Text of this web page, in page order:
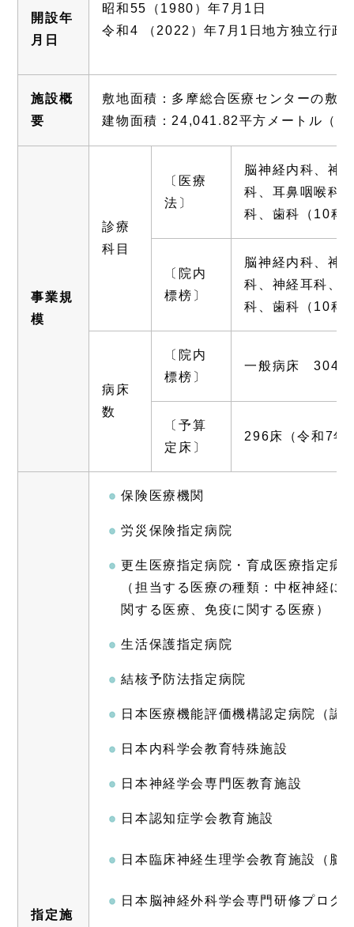
開設年
月日
昭和55（1980）年7月1日
令和4 （2022）年7月1日地方独立行政
施設概
要
敷地面積：多摩総合医療センターの敷
建物面積：24,041.82平方メートル（本
事業規
模
診療
科目
〔医療
法〕
脳神経内科、神
科、耳鼻咽喉科
科、歯科（10科
〔院内
標榜〕
脳神経内科、神
科、神経耳科、
科、歯科（10科
病床
数
〔院内
標榜〕
一般病床 304床
〔予算
定床〕
296床（令和7年
指定施
保険医療機関
労災保険指定病院
更生医療指定病院・育成医療指定病
（担当する医療の種類：中枢神経
関する医療、免疫に関する医療）
生活保護指定病院
結核予防法指定病院
日本医療機能評価機構認定病院（認
日本内科学会教育特殊施設
日本神経学会専門医教育施設
日本認知症学会教育施設
日本臨床神経生理学会教育施設（脳
日本脳神経外科学会専門研修プログ